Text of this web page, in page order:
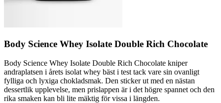
Body Science Whey Isolate Double Rich Chocolate
Body Science Whey Isolate Double Rich Chocolate kniper
andraplatsen i årets isolat whey bäst i test tack vare sin ovanligt
fylliga och lyxiga chokladsmak. Den sticker ut med en nästan
dessertlik upplevelse, men prislappen är i det högre spannet och den
rika smaken kan bli lite mäktig för vissa i längden.